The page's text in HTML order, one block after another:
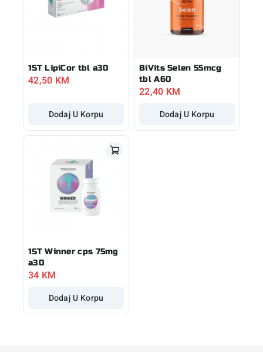
1ST LipiCor tbl a30
42,50 KM
Dodaj U Korpu
BiVits Selen 55mcg
tbl A60
22,40 KM
Dodaj U Korpu
1ST Winner cps 75mg
a30
34 KM
Dodaj U Korpu